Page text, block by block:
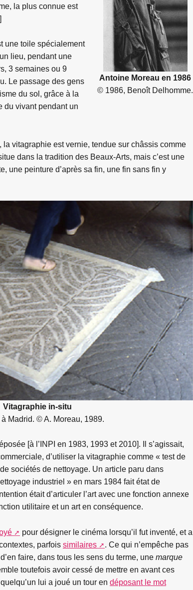
Antoine Moreau en 1986
© 1986, Benoît Delhomme.
la plus connue est
une toile spécialement
lieu, pendant une
3 semaines ou 9
Le passage des gens
du sol, grâce à la
du vivant pendant un
vitagraphie est vernie, tendue sur châssis comme
dans la tradition des Beaux-Arts, mais c’est une
une peinture d’après sa fin, une fin sans fin y
Vitagraphie in-situ
Madrid. © A. Moreau, 1989.
[à l’INPI en 1983, 1993 et 2010]. Il s’agissait,
d’utiliser la vitagraphie comme « test de
sociétés de nettoyage. Un article paru dans
industriel » en mars 1984 fait état de
était d’articuler l’art avec une fonction annexe
utilitaire et un art en conséquence.
pour désigner le cinéma lorsqu’il fut inventé, et a
parfois similaires
. Ce qui n’empêche pas
faire, dans tous les sens du terme, une marque
toutefois avoir cessé de mettre en avant ces
lui a joué un tour en déposant le mot